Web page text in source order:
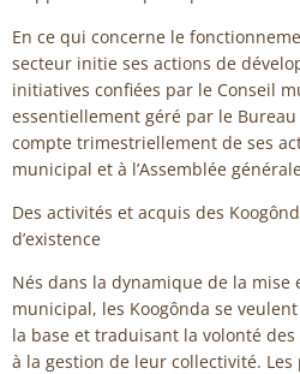
En ce qui concerne le
secteur initie ses actions de
initiatives confiées par le Conseil
essentiellement géré par le
compte trimestriellement de ses
municipal et à l’Assemblée
Des activités et acquis des
d’existence
Nés dans la dynamique de la mise
municipal, les Koogônda se
la base et traduisant la volonté
à la gestion de leur collectivité.